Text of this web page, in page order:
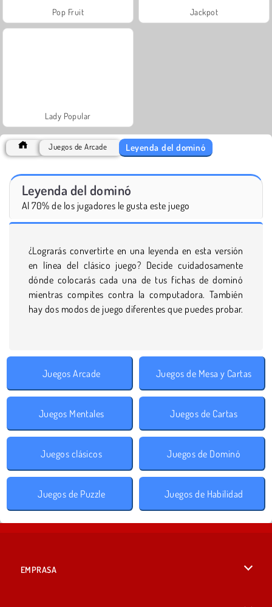
Pop Fruit Jackpot
Lady Popular
Juegos de Arcade Leyenda del dominó
Leyenda del dominó
Al 70% de los jugadores le gusta este juego
¿Lograrás convertirte en una leyenda en esta versión
en línea del clásico juego? Decide cuidadosamente
dónde colocarás cada una de tus fichas de dominó
mientras compites contra la computadora. También
hay dos modos de juego diferentes que puedes probar.
Juegos Arcade Juegos de Mesa y Cartas
Juegos Mentales Juegos de Cartas
Juegos clásicos Juegos de Dominó
Juegos de Puzzle Juegos de Habilidad
EMPRASA